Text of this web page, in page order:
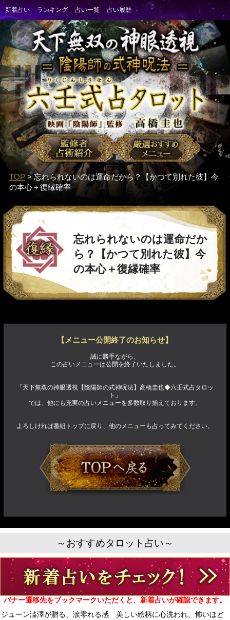
TOP> 忘れられないのは運命だから？【かつて別れた彼】今
の本心＋復縁確率
忘れられないのは運命だか
ら？【かつて別れた彼】今
の本心＋復縁確率
【メニュー公開終了のお知らせ】
誠に勝手ながら、
この占いメニューは公開を終了いたしました。
「天下無双の神眼透視【陰陽師の式神呪法】高橋圭也◆六壬式占タロッ
ト」
では、他にも充実の占いメニューを多数取り揃えております。
よろしければ番組トップに戻り、他のメニューも占ってみてください。